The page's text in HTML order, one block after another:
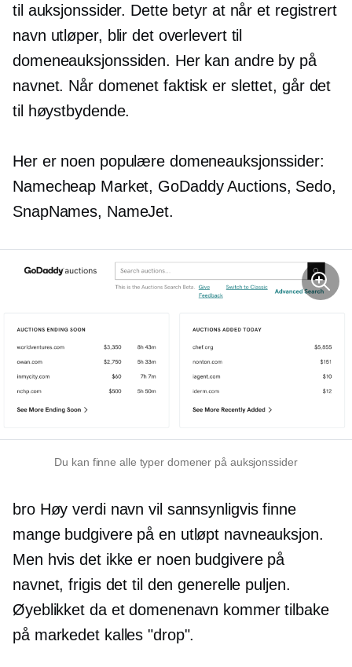
til auksjonssider. Dette betyr at når et registrert
navn utløper, blir det overlevert til
domeneauksjonssiden. Her kan andre by på
navnet. Når domenet faktisk er slettet, går det
til høystbydende.
Her er noen populære domeneauksjonssider:
Namecheap Market, GoDaddy Auctions, Sedo,
SnapNames, NameJet.
Du kan finne alle typer domener på auksjonssider
bro Høy verdinavn vil sannsynligvis finne
mange budgivere på en utløpt navneauksjon.
Men hvis det ikke er noen budgivere på
navnet, frigis det til den generelle puljen.
Øyeblikket da et domenenavn kommer tilbake
på markedet kalles "drop".